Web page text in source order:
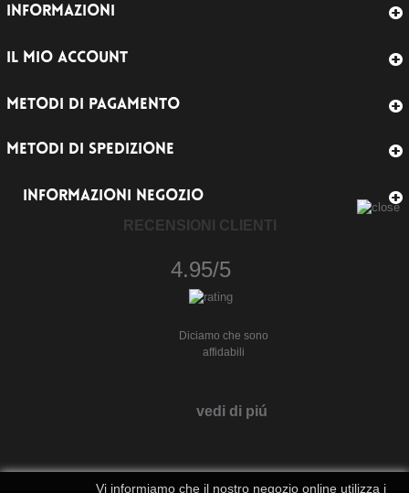
INFORMAZIONI
IL MIO ACCOUNT
METODI DI PAGAMENTO
METODI DI SPEDIZIONE
INFORMAZIONI NEGOZIO
RECENSIONI CLIENTI
4.95/5
Diciamo che sono
affidabili
vedi di piú
Vi informiamo che il nostro negozio online utilizza i